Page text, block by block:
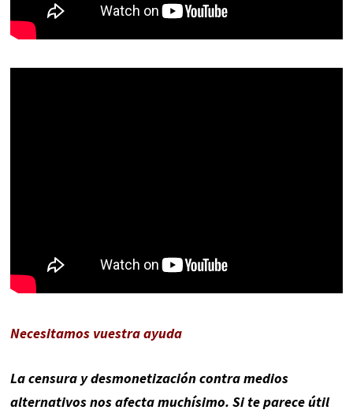
Necesitamos vuestra ayuda
La censura y desmonetización contra medios
alternativos nos afecta muchísimo. Si te parece útil